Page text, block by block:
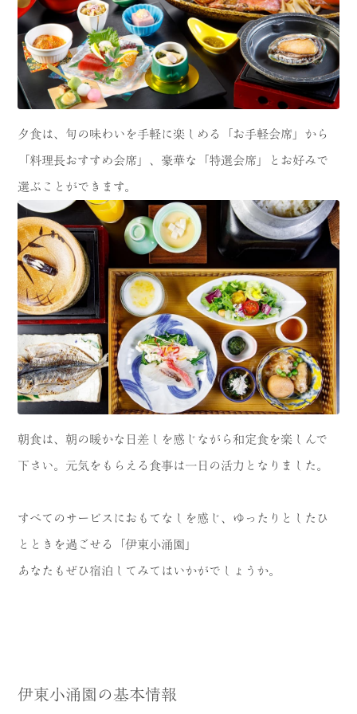
夕食は、旬の味わいを手軽に楽しめる「お手軽会席」から
「料理長おすすめ会席」、豪華な「特選会席」とお好みで
選ぶことができます。
朝食は、朝の暖かな日差しを感じながら和定食を楽しんで
下さい。元気をもらえる食事は一日の活力となりました。
すべてのサービスにおもてなしを感じ、ゆったりとしたひ
とときを過ごせる「伊東小涌園」
あなたもぜひ宿泊してみてはいかがでしょうか。
伊東小涌園の基本情報